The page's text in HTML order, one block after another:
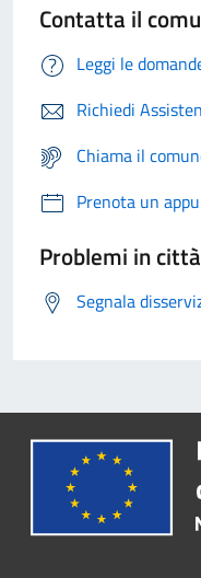
Contatta il
Leggi le
Richiedi
Chiama il
Prenota un
Problemi in città
Segnala